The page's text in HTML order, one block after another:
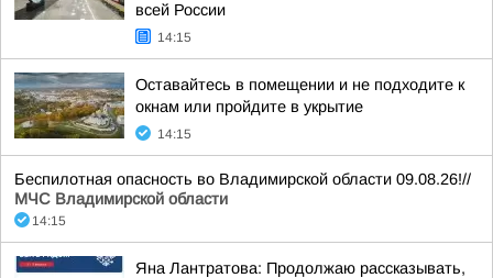
всей России
14:15
Оставайтесь в помещении и не подходите к
окнам или пройдите в укрытие
14:15
Беспилотная опасность во Владимирской области 09.08.26!//
МЧС Владимирской области
14:15
Яна Лантратова: Продолжаю рассказывать,